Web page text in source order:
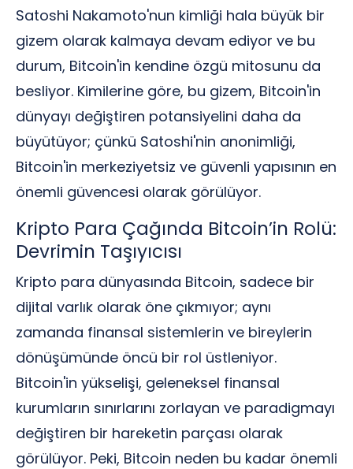
Satoshi Nakamoto'nun kimliği hala büyük bir
gizem olarak kalmaya devam ediyor ve bu
durum, Bitcoin'in kendine özgü mitosunu da
besliyor. Kimilerine göre, bu gizem, Bitcoin'in
dünyayı değiştiren potansiyelini daha da
büyütüyor; çünkü Satoshi'nin anonimliği,
Bitcoin'in merkeziyetsiz ve güvenli yapısının en
önemli güvencesi olarak görülüyor.
Kripto Para Çağında Bitcoin’in Rolü:
Devrimin Taşıyıcısı
Kripto para dünyasında Bitcoin, sadece bir
dijital varlık olarak öne çıkmıyor; aynı
zamanda finansal sistemlerin ve bireylerin
dönüşümünde öncü bir rol üstleniyor.
Bitcoin'in yükselişi, geleneksel finansal
kurumların sınırlarını zorlayan ve paradigmayı
değiştiren bir hareketin parçası olarak
görülüyor. Peki, Bitcoin neden bu kadar önemli